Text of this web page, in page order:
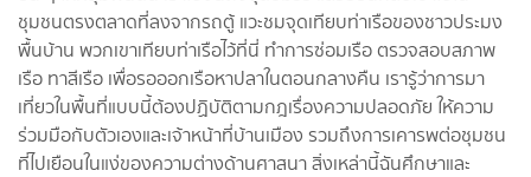
ชุมชนตรงตลาดที่ลงจากรถตู้ แวะชมจุดเทียบท่าเรือของชาวประมง
พื้นบ้าน พวกเขาเทียบท่าเรือไว้ที่นี่ ทำการซ่อมเรือ ตรวจสอบสภาพ
เรือ ทาสีเรือ เพื่อรอออกเรือหาปลาในตอนกลางคืน เรารู้ว่าการมา
เที่ยวในพื้นที่แบบนี้ต้องปฏิบัติตามกฎเรื่องความปลอดภัย ให้ความ
ร่วมมือกับตัวเองและเจ้าหน้าที่บ้านเมือง รวมถึงการเคารพต่อชุมชน
ที่ไปเยือนในแง่ของความต่างด้านศาสนา สิ่งเหล่านี้ฉันศึกษาและ